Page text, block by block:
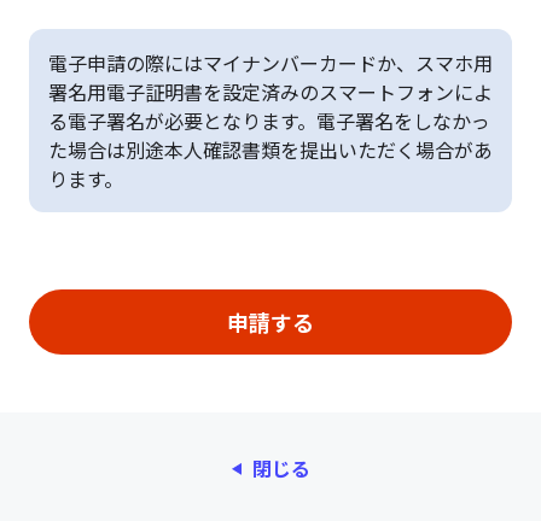
電子申請の際にはマイナンバーカードか、スマホ用
署名用電子証明書を設定済みのスマートフォンによ
る電子署名が必要となります。電子署名をしなかっ
た場合は別途本人確認書類を提出いただく場合があ
ります。
閉じる